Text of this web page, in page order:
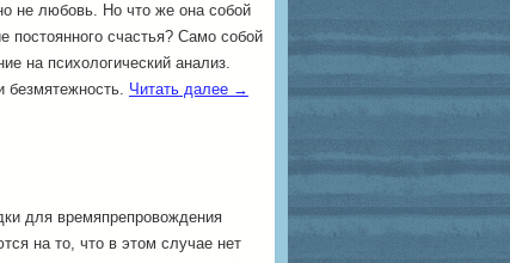
не любовь. Но что же она собой
постоянного счастья? Само собой
на психологический анализ.
безмятежность. Читать далее →
для времяпрепровождения
на то, что в этом случае нет